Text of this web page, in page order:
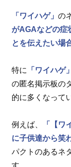
「ワイハゲ」 の
がAGAなどの症
とを伝えたい場
特に 「ワイハゲ」
の匿名掲示板の
的に多くなって
例えば、
「【ワ
に子供達から笑
パクトのあるネ